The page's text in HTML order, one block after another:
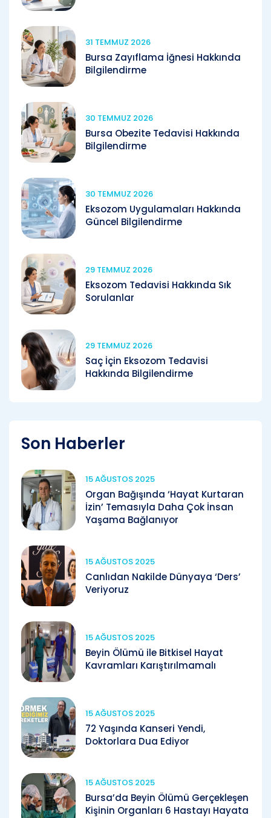
31 TEMMUZ 2026
Bursa Zayıflama İğnesi Hakkında
Bilgilendirme
30 TEMMUZ 2026
Bursa Obezite Tedavisi Hakkında
Bilgilendirme
30 TEMMUZ 2026
Eksozom Uygulamaları Hakkında
Güncel Bilgilendirme
29 TEMMUZ 2026
Eksozom Tedavisi Hakkında Sık
Sorulanlar
29 TEMMUZ 2026
Saç İçin Eksozom Tedavisi
Hakkında Bilgilendirme
Son Haberler
15 AĞUSTOS 2025
Organ Bağışında ‘Hayat Kurtaran
İzin’ Temasıyla Daha Çok İnsan
Yaşama Bağlanıyor
15 AĞUSTOS 2025
Canlıdan Nakilde Dünyaya ‘Ders’
Veriyoruz
15 AĞUSTOS 2025
Beyin Ölümü ile Bitkisel Hayat
Kavramları Karıştırılmamalı
15 AĞUSTOS 2025
72 Yaşında Kanseri Yendi,
Doktorlara Dua Ediyor
15 AĞUSTOS 2025
Bursa’da Beyin Ölümü Gerçekleşen
Kişinin Organları 6 Hastayı Hayata